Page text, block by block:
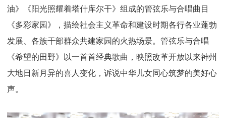
油》《阳光照耀着塔什库尔干》组成的管弦乐与合唱曲目
《多彩家园》，描绘社会主义革命和建设时期各行各业蓬勃
发展、各族干部群众共建家园的火热场景。管弦乐与合唱
《希望的田野》以一首首经典歌曲，映照改革开放以来神州
大地日新月异的喜人变化，诉说中华儿女同心筑梦的美好心
声。